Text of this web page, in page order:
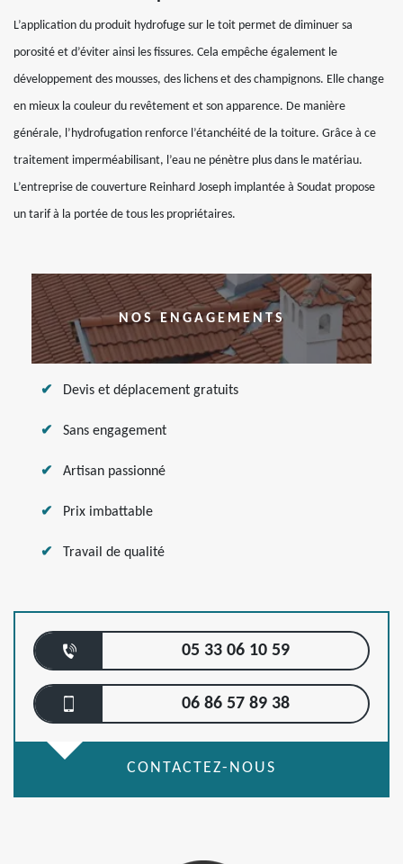
L’application du produit hydrofuge sur le toit permet de diminuer sa
porosité et d’éviter ainsi les fissures. Cela empêche également le
développement des mousses, des lichens et des champignons. Elle change
en mieux la couleur du revêtement et son apparence. De manière
générale, l’hydrofugation renforce l’étanchéité de la toiture. Grâce à ce
traitement imperméabilisant, l’eau ne pénètre plus dans le matériau.
L’entreprise de couverture Reinhard Joseph implantée à Soudat propose
un tarif à la portée de tous les propriétaires.
NOS ENGAGEMENTS
Devis et déplacement gratuits
Sans engagement
Artisan passionné
Prix imbattable
Travail de qualité
05 33 06 10 59
06 86 57 89 38
CONTACTEZ-NOUS